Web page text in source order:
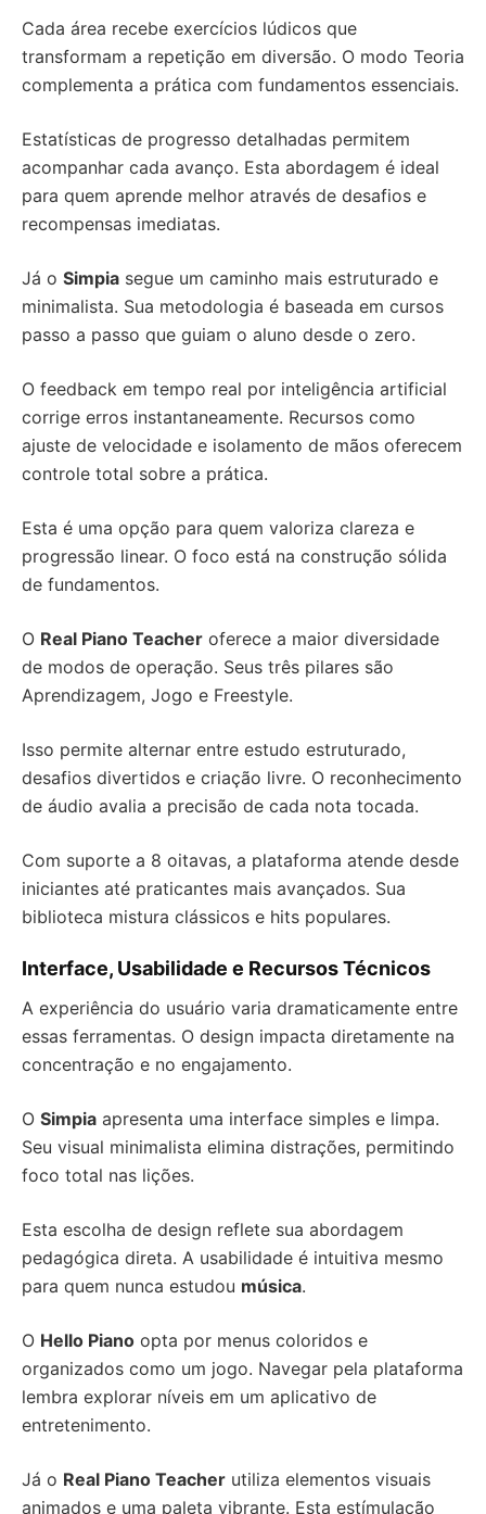
Cada área recebe exercícios lúdicos que
transformam a repetição em diversão. O modo Teoria
complementa a prática com fundamentos essenciais.
Estatísticas de progresso detalhadas permitem
acompanhar cada avanço. Esta abordagem é ideal
para quem aprende melhor através de desafios e
recompensas imediatas.
Já o Simpia segue um caminho mais estruturado e
minimalista. Sua metodologia é baseada em cursos
passo a passo que guiam o aluno desde o zero.
O feedback em tempo real por inteligência artificial
corrige erros instantaneamente. Recursos como
ajuste de velocidade e isolamento de mãos oferecem
controle total sobre a prática.
Esta é uma opção para quem valoriza clareza e
progressão linear. O foco está na construção sólida
de fundamentos.
O Real Piano Teacher oferece a maior diversidade
de modos de operação. Seus três pilares são
Aprendizagem, Jogo e Freestyle.
Isso permite alternar entre estudo estruturado,
desafios divertidos e criação livre. O reconhecimento
de áudio avalia a precisão de cada nota tocada.
Com suporte a 8 oitavas, a plataforma atende desde
iniciantes até praticantes mais avançados. Sua
biblioteca mistura clássicos e hits populares.
Interface, Usabilidade e Recursos Técnicos
A experiência do usuário varia dramaticamente entre
essas ferramentas. O design impacta diretamente na
concentração e no engajamento.
O Simpia apresenta uma interface simples e limpa.
Seu visual minimalista elimina distrações, permitindo
foco total nas lições.
Esta escolha de design reflete sua abordagem
pedagógica direta. A usabilidade é intuitiva mesmo
para quem nunca estudou música.
O Hello Piano opta por menus coloridos e
organizados como um jogo. Navegar pela plataforma
lembra explorar níveis em um aplicativo de
entretenimento.
Já o Real Piano Teacher utiliza elementos visuais
animados e uma paleta vibrante. Esta estímulação